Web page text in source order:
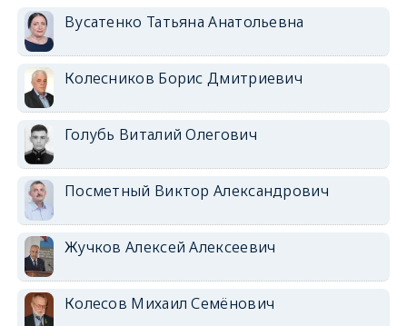
Вусатенко Татьяна Анатольевна
Колесников Борис Дмитриевич
Голубь Виталий Олегович
Посметный Виктор Александрович
Жучков Алексей Алексеевич
Колесов Михаил Семёнович